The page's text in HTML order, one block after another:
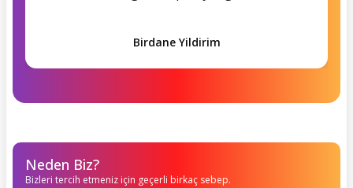
Birdane Yildirim
Neden Biz?
Bizleri tercih etmeniz için geçerli birkaç sebep.